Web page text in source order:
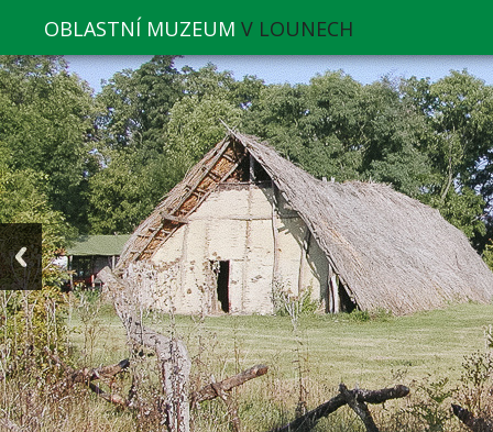
OBLASTNÍ MUZEUM V LOUNECH